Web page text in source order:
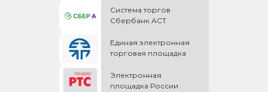
Система торгов
Сбербанк АСТ
Единая электронная
торговая площадка
Электронная
площадка России